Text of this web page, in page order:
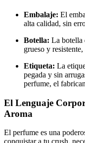
Embalaje: El
alta calidad, sin
Botella: La botella
grueso y
Etiqueta: La
pegada y sin
perfume, el
El Lenguaje
Aroma
El perfume es una